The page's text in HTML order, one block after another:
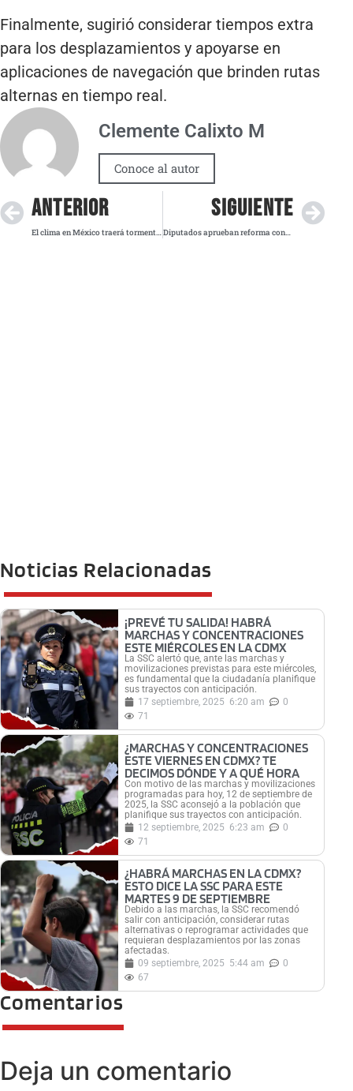
Finalmente, sugirió considerar tiempos extra
para los desplazamientos y apoyarse en
aplicaciones de navegación que brinden rutas
alternas en tiempo real.
Clemente Calixto M
Conoce al autor
ANTERIOR
El clima en México traerá tormentas intensas y calor extremo este jueves 18 de septiembre
SIGUIENTE
Diputados aprueban reforma contra abusos en suscripciones con cobro automático
Noticias Relacionadas
¡PREVÉ TU SALIDA! HABRÁ
MARCHAS Y CONCENTRACIONES
ESTE MIÉRCOLES EN LA CDMX
La SSC alertó que, ante las marchas y
movilizaciones previstas para este miércoles,
es fundamental que la ciudadanía planifique
sus trayectos con anticipación.
17 septiembre, 2025 6:20 am
0
71
¿MARCHAS Y CONCENTRACIONES
ESTE VIERNES EN CDMX? TE
DECIMOS DÓNDE Y A QUÉ HORA
Con motivo de las marchas y movilizaciones
programadas para hoy, 12 de septiembre de
2025, la SSC aconsejó a la población que
planifique sus trayectos con anticipación.
12 septiembre, 2025 6:23 am
0
71
¿HABRÁ MARCHAS EN LA CDMX?
ESTO DICE LA SSC PARA ESTE
MARTES 9 DE SEPTIEMBRE
Debido a las marchas, la SSC recomendó
salir con anticipación, considerar rutas
alternativas o reprogramar actividades que
requieran desplazamientos por las zonas
afectadas.
09 septiembre, 2025 5:44 am
0
67
Comentarios
Deja un comentario